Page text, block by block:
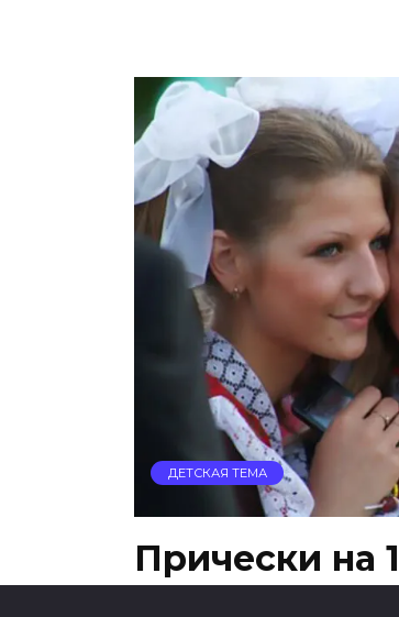
ДЕТСКАЯ ТЕМА
Прически на